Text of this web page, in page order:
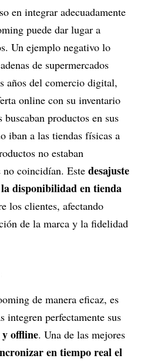
en integrar adecuadamente
puede dar lugar a
Un ejemplo negativo lo
de supermercados
años del comercio digital,
online con su inventario
productos en sus
iban a las tiendas físicas a
no estaban
coincidían. Este desajuste
disponibilidad en tienda
los clientes, afectando
de la marca y la fidelidad
de manera eficaz, es
integren perfectamente sus
y offline. Una de las mejores
en tiempo real el